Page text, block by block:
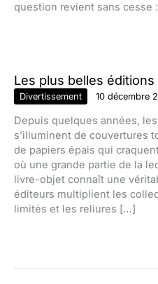
question revient sans
Les plus belles
Divertissement 10 décembre
Depuis quelques années,
s’illuminent de couvertures
de papiers épais qui
où une grande partie de la
livre-objet connaît une
éditeurs multiplient les
limités et les reliures […]